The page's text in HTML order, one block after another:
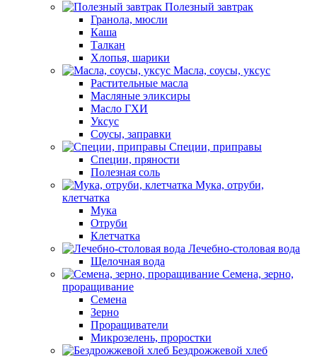
Полезный завтрак
Гранола, мюсли
Каша
Талкан
Хлопья, шарики
Масла, соусы, уксус
Растительные масла
Масляные эликсиры
Масло ГХИ
Уксус
Соусы, заправки
Специи, приправы
Специи, пряности
Полезная соль
Мука, отруби,
клетчатка
Мука
Отруби
Клетчатка
Лечебно-столовая вода
Щелочная вода
Семена, зерно,
проращивание
Семена
Зерно
Проращиватели
Микрозелень, проростки
Бездрожжевой хлеб